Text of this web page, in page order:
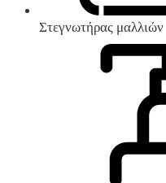
Στεγνωτήρας μαλλιών